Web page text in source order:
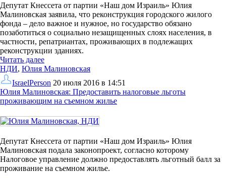
Депутат Кнессета от партии «Наш дом Израиль» Юлия
Малиновская заявила, что реконструкция городского жилого
фонда – дело важное и нужное, но государство обязано
позаботиться о социально незащищенных слоях населения, в
частности, репатриантах, проживающих в подлежащих
реконструкции зданиях.
Читать далее
НДИ, Юлия Малиновская
IsraelPerson 20 июля 2016 в 14:51
Юлия Малиновская: Предоставить налоговые льготы
проживающим на съемном жилье
Депутат Кнессета от партии «Наш дом Израиль» Юлия
Малиновская подала законопроект, согласно которому
Налоговое управление должно предоставлять льготный балл за
проживание на съемном жилье.